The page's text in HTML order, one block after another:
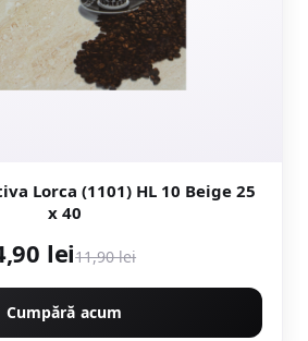
Lorca (1101) HL 10 Beige 25
x 40
lei11,90 lei
Cumpără acum